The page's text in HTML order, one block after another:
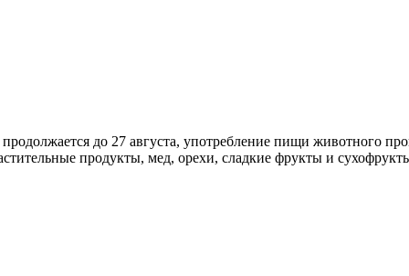
до 27 августа, употребление пищи животного
продукты, мед, орехи, сладкие фрукты и